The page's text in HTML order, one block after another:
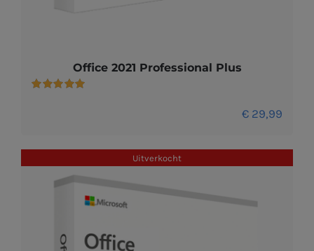
Office 2021 Professional Plus
€ 29,99
Uitverkocht